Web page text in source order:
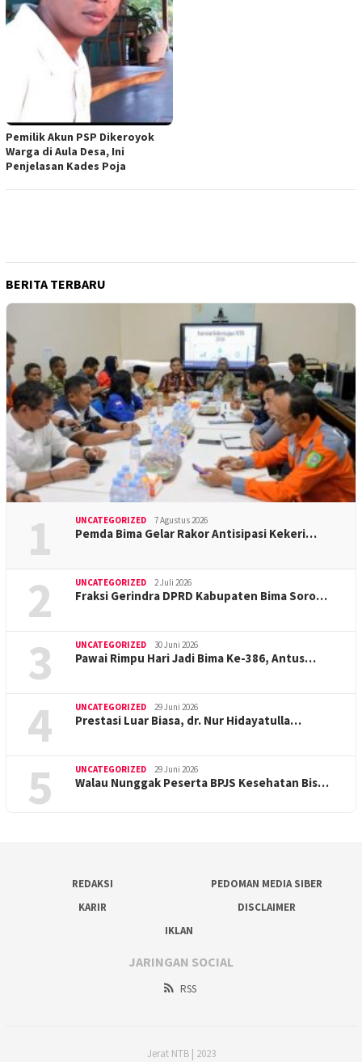
Pemilik Akun PSP Dikeroyok
Warga di Aula Desa, Ini
Penjelasan Kades Poja
BERITA TERBARU
1 UNCATEGORIZED 7 Agustus 2026
Pemda Bima Gelar Rakor Antisipasi Kekeri…
2 UNCATEGORIZED 2 Juli 2026
Fraksi Gerindra DPRD Kabupaten Bima Soro…
3 UNCATEGORIZED 30 Juni 2026
Pawai Rimpu Hari Jadi Bima Ke-386, Antus…
4 UNCATEGORIZED 29 Juni 2026
Prestasi Luar Biasa, dr. Nur Hidayatulla…
5 UNCATEGORIZED 29 Juni 2026
Walau Nunggak Peserta BPJS Kesehatan Bis…
REDAKSI
PEDOMAN MEDIA SIBER
KARIR
DISCLAIMER
IKLAN
JARINGAN SOCIAL
RSS
Jerat NTB | 2023